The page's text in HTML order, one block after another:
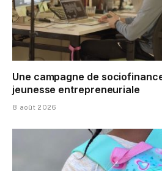
Une campagne de
jeunesse entrepreneuriale
8 août 2026